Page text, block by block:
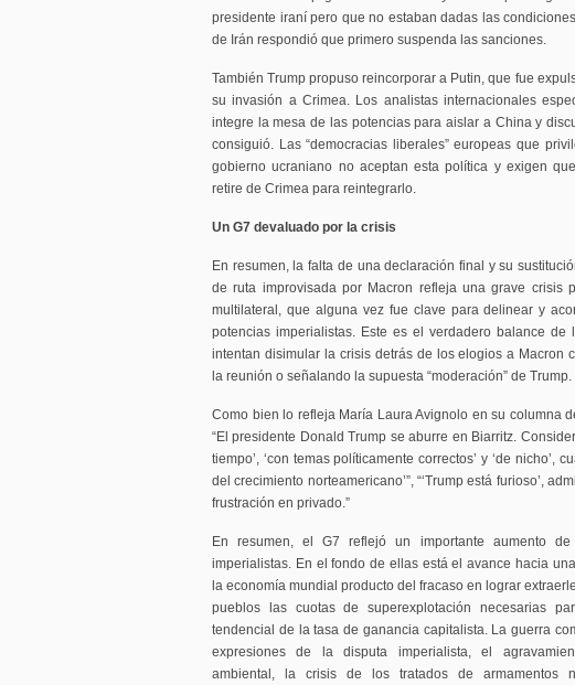
presidente iraní pero que no estaban dadas las
de Irán respondió que primero suspenda las sanciones.
También Trump propuso reincorporar a Putin, que fue
su invasión a Crimea. Los analistas internacionales
integre la mesa de las potencias para aislar a China y
consiguió. Las “democracias liberales” europeas que
gobierno ucraniano no aceptan esta política y exigen
retire de Crimea para reintegrarlo.
Un G7 devaluado por la crisis
En resumen, la falta de una declaración final y su
de ruta improvisada por Macron refleja una grave crisis
multilateral, que alguna vez fue clave para delinear y
potencias imperialistas. Este es el verdadero balance
intentan disimular la crisis detrás de los elogios a Macron
la reunión o señalando la supuesta “moderación” de Trump.
Como bien lo refleja María Laura Avignolo en su columna
“El presidente Donald Trump se aburre en Biarritz.
tiempo’, ‘con temas políticamente correctos’ y ‘de nicho’,
del crecimiento norteamericano’”, “‘Trump está furioso’,
frustración en privado.”
En resumen, el G7 reflejó un importante aumento
imperialistas. En el fondo de ellas está el avance hacia
la economía mundial producto del fracaso en lograr
pueblos las cuotas de superexplotación necesarias
tendencial de la tasa de ganancia capitalista. La guerra
expresiones de la disputa imperialista, el
ambiental, la crisis de los tratados de armamentos